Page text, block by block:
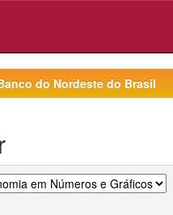
do Nordeste do Brasil